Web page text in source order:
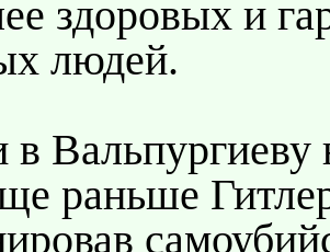
здоровых и
людей.
Вальпургиеву
раньше